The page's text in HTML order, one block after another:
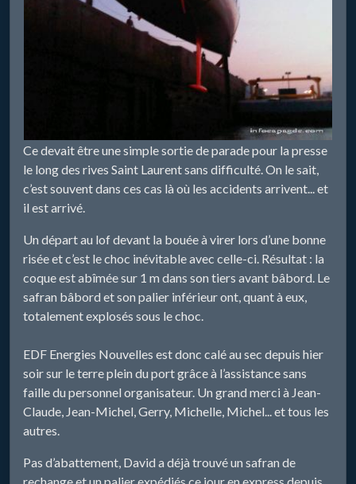
Ce devait être une simple sortie de parade pour la presse
le long des rives Saint Laurent sans difficulté. On le sait,
c’est souvent dans ces cas là où les accidents arrivent... et
il est arrivé.
Un départ au lof devant la bouée à virer lors d’une bonne
risée et c’est le choc inévitable avec celle-ci. Résultat : la
coque est abîmée sur 1 m dans son tiers avant bâbord. Le
safran bâbord et son palier inférieur ont, quant à eux,
totalement explosés sous le choc.
EDF Energies Nouvelles est donc calé au sec depuis hier
soir sur le terre plein du port grâce à l’assistance sans
faille du personnel organisateur. Un grand merci à Jean-
Claude, Jean-Michel, Gerry, Michelle, Michel... et tous les
autres.
Pas d’abattement, David a déjà trouvé un safran de